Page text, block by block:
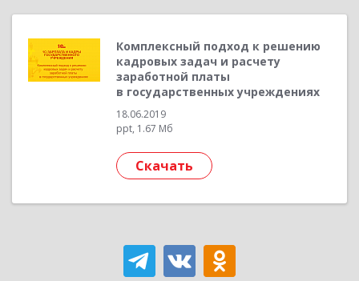
Комплексный подход к решению
кадровых задач и расчету
заработной платы
в государственных учреждениях
18.06.2019
ppt, 1.67 Мб
Скачать